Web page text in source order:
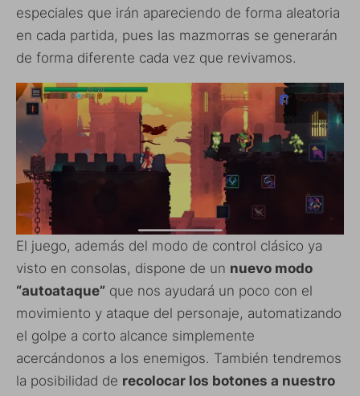
especiales que irán apareciendo de forma aleatoria
en cada partida, pues las mazmorras se generarán
de forma diferente cada vez que revivamos.
El juego, además del modo de control clásico ya
visto en consolas, dispone de un nuevo modo
“autoataque” que nos ayudará un poco con el
movimiento y ataque del personaje, automatizando
el golpe a corto alcance simplemente
acercándonos a los enemigos. También tendremos
la posibilidad de recolocar los botones a nuestro